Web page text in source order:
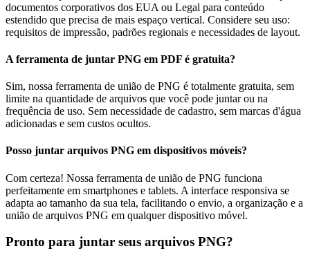
documentos corporativos dos EUA ou Legal para conteúdo
estendido que precisa de mais espaço vertical. Considere seu uso:
requisitos de impressão, padrões regionais e necessidades de layout.
A ferramenta de juntar PNG em PDF é gratuita?
Sim, nossa ferramenta de união de PNG é totalmente gratuita, sem
limite na quantidade de arquivos que você pode juntar ou na
frequência de uso. Sem necessidade de cadastro, sem marcas d'água
adicionadas e sem custos ocultos.
Posso juntar arquivos PNG em dispositivos móveis?
Com certeza! Nossa ferramenta de união de PNG funciona
perfeitamente em smartphones e tablets. A interface responsiva se
adapta ao tamanho da sua tela, facilitando o envio, a organização e a
união de arquivos PNG em qualquer dispositivo móvel.
Pronto para juntar seus arquivos PNG?